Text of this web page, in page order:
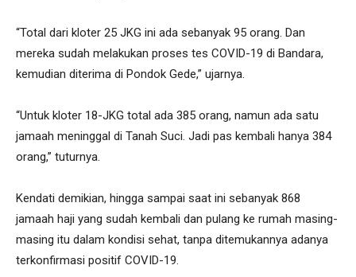
“Total dari kloter 25 JKG ini ada sebanyak 95 orang. Dan
mereka sudah melakukan proses tes COVID-19 di Bandara,
kemudian diterima di Pondok Gede,” ujarnya.
“Untuk kloter 18-JKG total ada 385 orang, namun ada satu
jamaah meninggal di Tanah Suci. Jadi pas kembali hanya 384
orang,” tuturnya.
Kendati demikian, hingga sampai saat ini sebanyak 868
jamaah haji yang sudah kembali dan pulang ke rumah masing-
masing itu dalam kondisi sehat, tanpa ditemukannya adanya
terkonfirmasi positif COVID-19.